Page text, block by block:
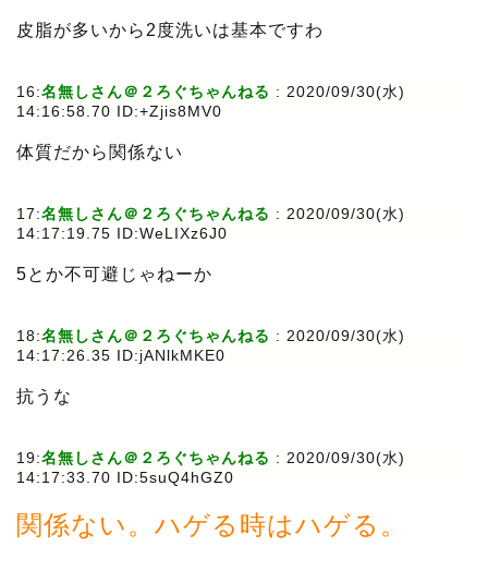
皮脂が多いから2度洗いは基本ですわ
16:名無しさん＠２ろぐちゃんねる : 2020/09/30(水)
14:16:58.70 ID:+Zjis8MV0
体質だから関係ない
17:名無しさん＠２ろぐちゃんねる : 2020/09/30(水)
14:17:19.75 ID:WeLIXz6J0
5とか不可避じゃねーか
18:名無しさん＠２ろぐちゃんねる : 2020/09/30(水)
14:17:26.35 ID:jANlkMKE0
抗うな
19:名無しさん＠２ろぐちゃんねる : 2020/09/30(水)
14:17:33.70 ID:5suQ4hGZ0
関係ない。ハゲる時はハゲる。